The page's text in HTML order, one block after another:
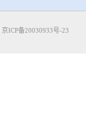
京ICP备20030933号-23